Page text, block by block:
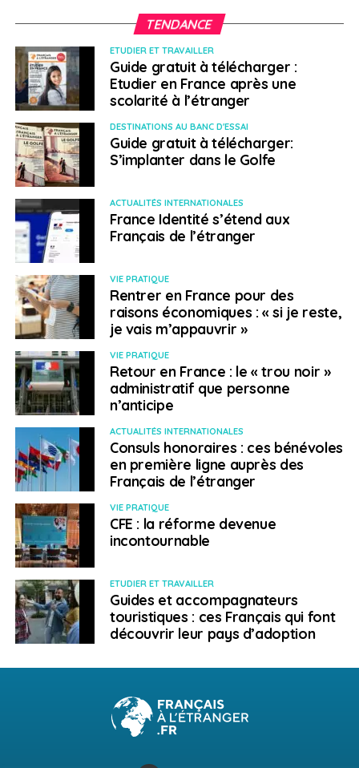
TENDANCE
ETUDIER ET TRAVAILLER
Guide gratuit à télécharger :
Etudier en France après une
scolarité à l’étranger
DESTINATIONS AU BANC D'ESSAI
Guide gratuit à télécharger:
S’implanter dans le Golfe
ACTUALITÉS INTERNATIONALES
France Identité s’étend aux
Français de l’étranger
VIE PRATIQUE
Rentrer en France pour des
raisons économiques : « si je reste,
je vais m’appauvrir »
VIE PRATIQUE
Retour en France : le « trou noir »
administratif que personne
n’anticipe
ACTUALITÉS INTERNATIONALES
Consuls honoraires : ces bénévoles
en première ligne auprès des
Français de l’étranger
VIE PRATIQUE
CFE : la réforme devenue
incontournable
ETUDIER ET TRAVAILLER
Guides et accompagnateurs
touristiques : ces Français qui font
découvrir leur pays d’adoption